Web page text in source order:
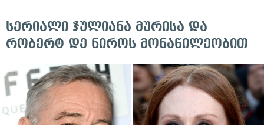
სერიალი ჯულიანა მურისა და
რობერტ დე ნიროს მონაწილეობით